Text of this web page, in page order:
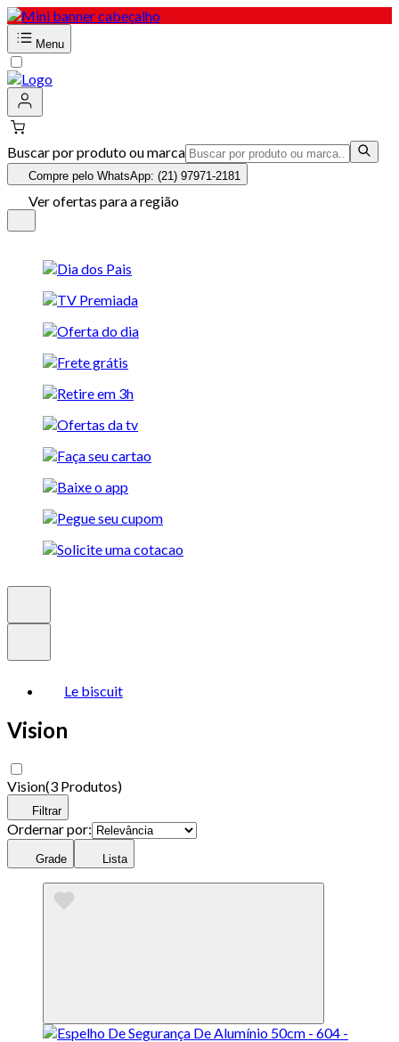
Menu
Buscar por produto ou marca
Compre pelo WhatsApp: (21) 97971-2181
Ver ofertas para a região
Le biscuit
Vision
Vision(3 Produtos)
Filtrar
Ordernar por:
Grade Lista